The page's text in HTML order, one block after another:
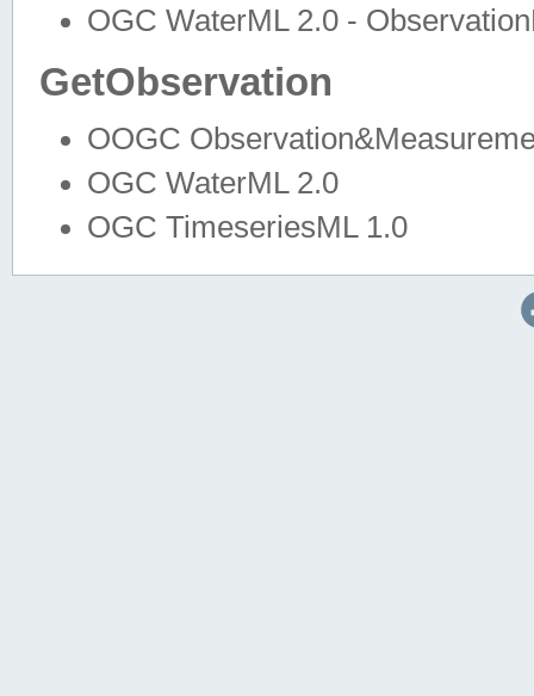
OGC WaterML 2.0 -
GetObservation
OOGC
OGC WaterML 2.0
OGC TimeseriesML 1.0